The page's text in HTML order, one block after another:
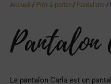
Accueil / Prêt-à-porter / Pantalons /
Le pantalon Carla est un